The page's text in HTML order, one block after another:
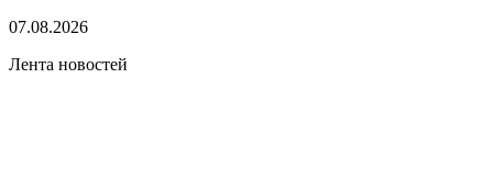
07.08.2026
Лента новостей